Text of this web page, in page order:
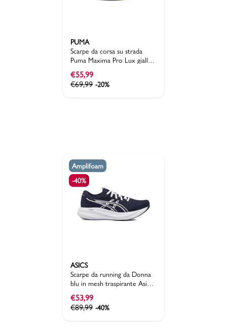
PUMA
Scarpe da corsa su strada
Puma Maxima Pro Lux giallo
fluo da Donna
€55,99
€69,99 -20%
Amplifoam
-40%
ASICS
Scarpe da running da Donna
blu in mesh traspirante Asics
GEL-EXCITE 11
€53,99
€89,99 -40%